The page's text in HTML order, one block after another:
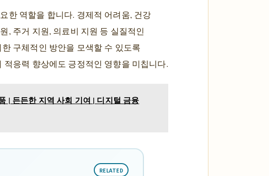
한 역할을 합니다. 경제적 어려움, 건강
, 주거 지원, 의료비 지원 등 실질적인
구체적인 방안을 모색할 수 있도록
응력 향상에도 긍정적인 영향을 미칩니다.
| 든든한 지역 사회 기여 | 디지털 금융
RELATED